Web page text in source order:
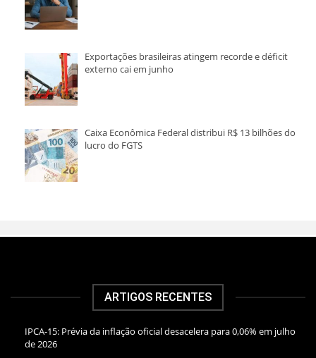
Exportações brasileiras atingem recorde e déficit
externo cai em junho
Caixa Econômica Federal distribui R$ 13 bilhões do
lucro do FGTS
ARTIGOS RECENTES
IPCA-15: Prévia da inflação oficial desacelera para 0,06% em julho
de 2026